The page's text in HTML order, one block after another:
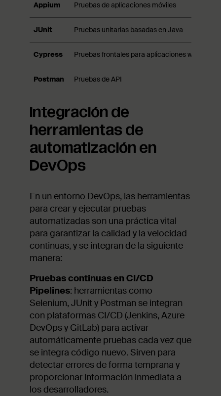
Appium Pruebas de aplicaciones móviles
JUnit Pruebas unitarias basadas en Java
Cypress Pruebas frontales para aplicaciones web
Postman Pruebas de API
Integración de
herramientas de
automatización en
DevOps
En un entorno DevOps, las herramientas
para crear y ejecutar pruebas
automatizadas son una práctica vital
para garantizar la calidad y la velocidad
continuas, y se integran de la siguiente
manera:
Pruebas continuas en CI/CD
Pipelines: herramientas como
Selenium, JUnit y Postman se integran
con plataformas CI/CD (Jenkins, Azure
DevOps y GitLab) para activar
automáticamente pruebas cada vez que
se integra código nuevo. Sirven para
detectar errores de forma temprana y
proporcionar información inmediata a
los desarrolladores.